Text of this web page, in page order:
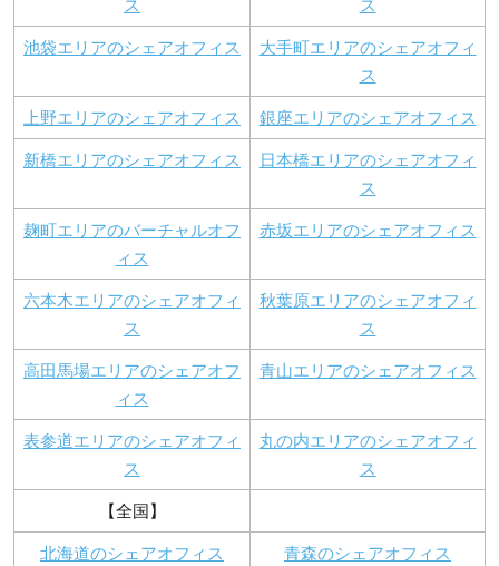
ス
ス
池袋エリアのシェアオフィス
大手町エリアのシェアオフィ
ス
上野エリアのシェアオフィス 銀座エリアのシェアオフィス
新橋エリアのシェアオフィス
日本橋エリアのシェアオフィ
ス
麹町エリアのバーチャルオフ
ィス
赤坂エリアのシェアオフィス
六本木エリアのシェアオフィ
ス
秋葉原エリアのシェアオフィ
ス
高田馬場エリアのシェアオフ
ィス
青山エリアのシェアオフィス
表参道エリアのシェアオフィ
ス
丸の内エリアのシェアオフィ
ス
【全国】
北海道のシェアオフィス 青森のシェアオフィス